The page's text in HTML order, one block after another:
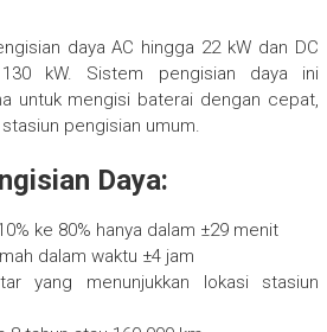
daya AC hingga 22 kW dan DC
kW. Sistem pengisian daya ini
untuk mengisi baterai dengan cepat,
pengisian umum.
Daya:
ke 80% hanya dalam ±29 menit
dalam waktu ±4 jam
yang menunjukkan lokasi stasiun